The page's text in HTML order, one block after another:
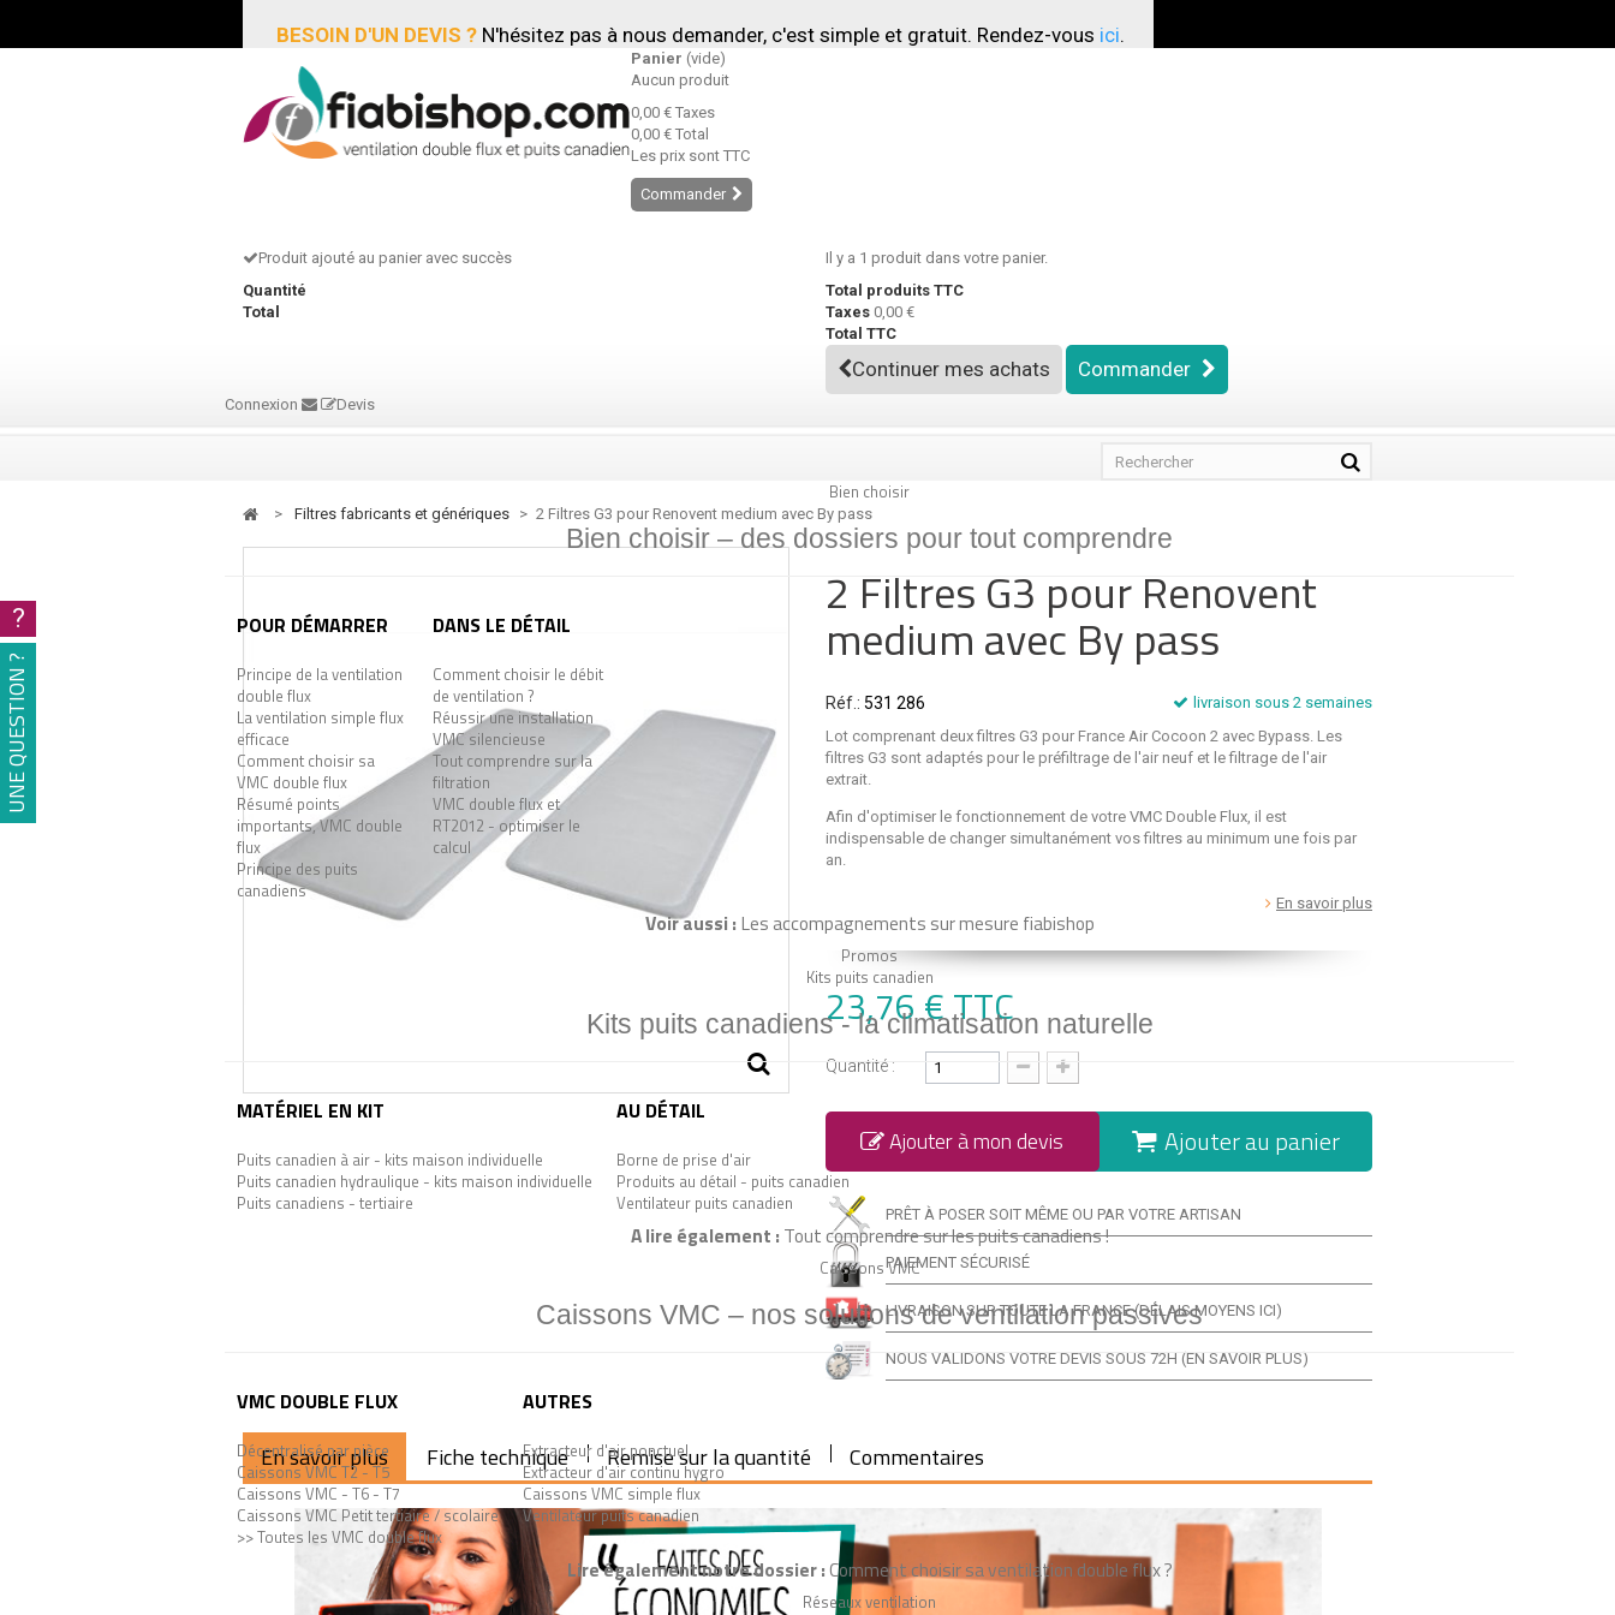
BESOIN D'UN DEVIS ? N'hésitez pas à nous demander, c'est simple et gratuit. Rendez-vous ici.
Panier (vide)
Aucun produit
0,00 € Taxes
0,00 € Total
Les prix sont TTC
Commander
Produit ajouté au panier avec succès
Quantité
Total
Il y a 1 produit dans votre panier.
Total produits TTC
Taxes 0,00 €
Total TTC
Continuer mes achats Commander
Connexion Devis
Bien choisir
Bien choisir – des dossiers pour tout comprendre
POUR DÉMARRER
Principe de la ventilation
double flux
La ventilation simple flux
efficace
Comment choisir sa
VMC double flux
Résumé points
importants, VMC double
flux
Principe des puits
canadiens
DANS LE DÉTAIL
Comment choisir le débit
de ventilation ?
Réussir une installation
VMC silencieuse
Tout comprendre sur la
filtration
VMC double flux et
RT2012 - optimiser le
calcul
Voir aussi : Les accompagnements sur mesure fiabishop
Promos
Kits puits canadien
Kits puits canadiens -la climatisation naturelle
MATÉRIEL EN KIT
Puits canadien à air - kits maison individuelle
Puits canadien hydraulique - kits maison individuelle
Puits canadiens - tertiaire
AU DÉTAIL
Borne de prise d'air
Produits au détail - puits canadien
Ventilateur puits canadien
A lire également : Tout comprendre sur les puits canadiens !
Caissons VMC
Caissons VMC – nos solutions de ventilation passives
VMC DOUBLE FLUX
Décentralisé par pièce
Caissons VMC T2 - T5
Caissons VMC - T6 - T7
Caissons VMC Petit tertiaire / scolaire
>> Toutes les VMC double flux
AUTRES
Extracteur d'air ponctuel
Extracteur d'air continu hygro
Caissons VMC simple flux
Ventilateur puits canadien
Lire également notre dossier :Comment choisir sa ventilation double flux ?
Réseaux ventilation
> filtres fabricants et génériques > 2 Filtres G3 pour Renovent medium avec By pass
2 Filtres G3 pour Renovent
medium avec By pass
Réf.: 531 286
livraison sous 2 semaines
Lot comprenant deux filtres G3 pour France Air Cocoon 2 avec Bypass. Les
filtres G3 sont adaptés pour le préfiltrage de l'air neuf et le filtrage de l'air
extrait.
Afin d'optimiser le fonctionnement de votre VMC Double Flux, il est
indispensable de changer simultanément vos filtres au minimum une fois par
an.
En savoir plus
23,76 €TTC
Quantité :
Ajouter à mon devis Ajouter au panier
PRÊT À POSER SOIT MÊME OU PAR VOTRE ARTISAN
PAIEMENT SÉCURISÉ
LIVRAISON SUR TOUTE LA FRANCE (DÉLAIS MOYENS ICI)
NOUS VALIDONS VOTRE DEVIS SOUS 72H (EN SAVOIR PLUS)
En savoir plus Fiche technique Remise sur la quantité Commentaires
?
UNE QUESTION ?